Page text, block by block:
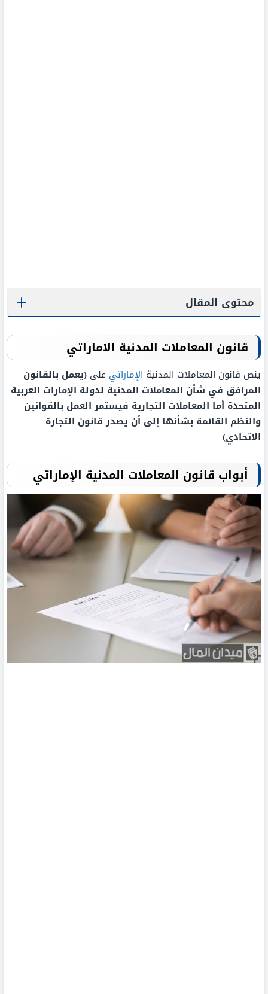
محتوى المقال
قانون المعاملات المدنية الاماراتي
ينص قانون المعاملات المدنية الإماراتي على (يعمل بالقانون
المرافق في شأن المعاملات المدنية لدولة الإمارات العربية
المتحدة أما المعاملات التجارية فيستمر العمل بالقوانين
والنظم القائمة بشأنها إلى أن يصدر قانون التجارة
الاتحادي)
أبواب قانون المعاملات المدنية الإماراتي